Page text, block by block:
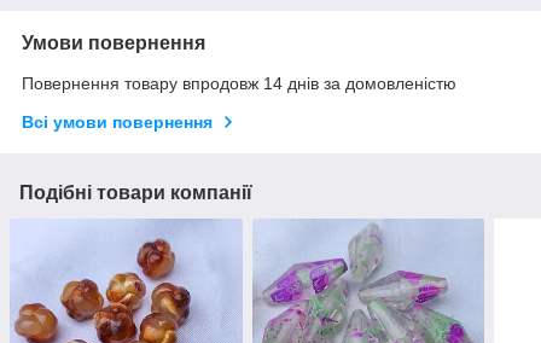
Умови повернення
Повернення товару впродовж 14 днів за домовленістю
Всі умови повернення
Подібні товари компанії